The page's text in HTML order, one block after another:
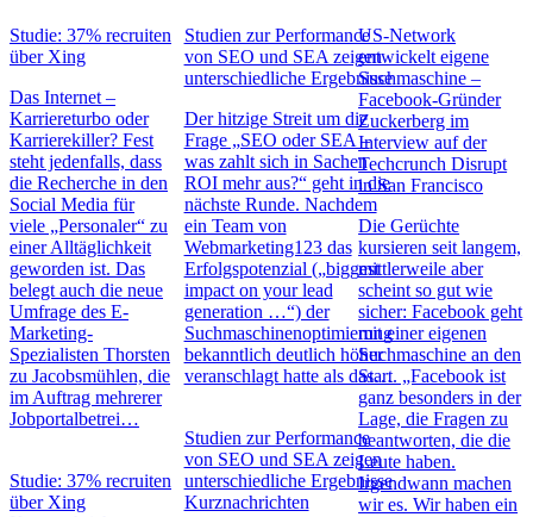
Studie: 37% recruiten
über Xing
Das Internet –
Karriereturbo oder
Karrierekiller? Fest
steht jedenfalls, dass
die Recherche in den
Social Media für
viele „Personaler“ zu
einer Alltäglichkeit
geworden ist. Das
belegt auch die neue
Umfrage des E-
Marketing-
Spezialisten Thorsten
zu Jacobsmühlen, die
im Auftrag mehrerer
Jobportalbetrei…
Studie: 37% recruiten
über Xing
Studien zur Performance
von SEO und SEA zeigen
unterschiedliche Ergebnisse
Der hitzige Streit um die
Frage „SEO oder SEA –
was zahlt sich in Sachen
ROI mehr aus?“ geht in die
nächste Runde. Nachdem
ein Team von
Webmarketing123 das
Erfolgspotenzial („biggest
impact on your lead
generation …“) der
Suchmaschinenoptimierung
bekanntlich deutlich höher
veranschlagt hatte als das…
Studien zur Performance
von SEO und SEA zeigen
unterschiedliche Ergebnisse
Kurznachrichten
US-Network
entwickelt eigene
Suchmaschine –
Facebook-Gründer
Zuckerberg im
Interview auf der
Techcrunch Disrupt
in San Francisco
Die Gerüchte
kursieren seit langem,
mittlerweile aber
scheint so gut wie
sicher: Facebook geht
mit einer eigenen
Suchmaschine an den
Start. „Facebook ist
ganz besonders in der
Lage, die Fragen zu
beantworten, die die
Leute haben.
Irgendwann machen
wir es. Wir haben ein